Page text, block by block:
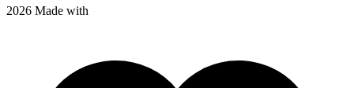
2026 Made with